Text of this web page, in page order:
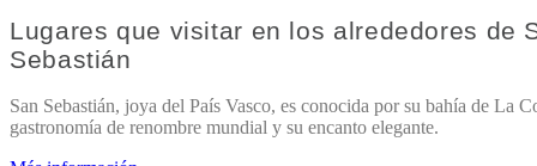
Lugares que visitar en los alrededores de
Sebastián
San Sebastián, joya del País Vasco, es conocida por su bahía de La
gastronomía de renombre mundial y su encanto elegante.